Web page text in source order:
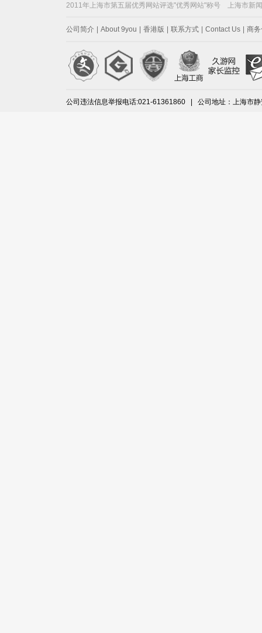
2011年上海市第五届优秀网站评选"优秀网站"称号 上海市新
公司简介 About 9you 香港版 联系方式 Contact Us 商
公司违法信息举报电话:021-61361860 | 公司地址：上海市